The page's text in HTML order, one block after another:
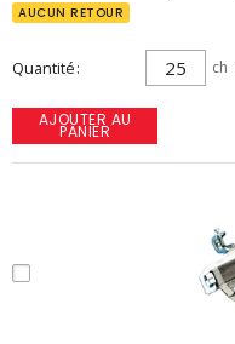
AUCUN RETOUR
Quantité ch
AJOUTER AU
PANIER